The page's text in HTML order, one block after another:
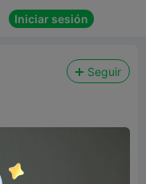
Iniciar sesión
Seguir